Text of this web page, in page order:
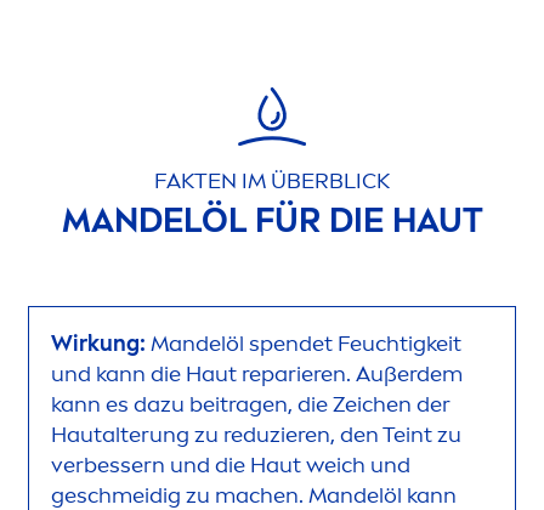
FAKTEN IM ÜBERBLICK
MANDELÖL FÜR DIE HAUT
Wirkung: Mandelöl spendet Feuchtigkeit
und kann die Haut reparieren. Außerdem
kann es dazu beitragen, die Zeichen der
Hautalterung zu reduzieren, den Teint zu
verbessern und die Haut weich und
geschmeidig zu machen. Mandelöl kann